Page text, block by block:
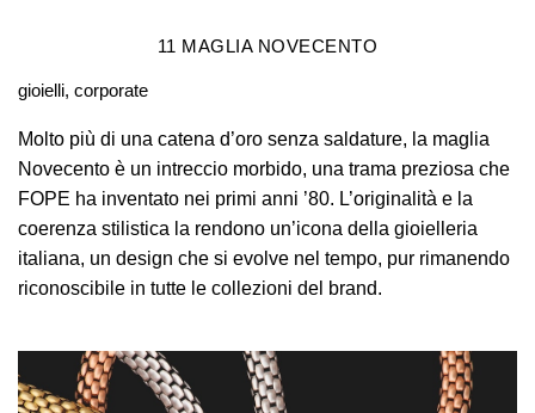
11 MAGLIA NOVECENTO
gioielli, corporate
Molto più di una catena d’oro senza saldature, la maglia
Novecento è un intreccio morbido, una trama preziosa che
FOPE ha inventato nei primi anni ’80. L’originalità e la
coerenza stilistica la rendono un’icona della gioielleria
italiana, un design che si evolve nel tempo, pur rimanendo
riconoscibile in tutte le collezioni del brand.